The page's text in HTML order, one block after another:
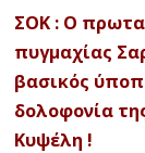
ΣΟΚ : Ο
πυγμαχίας
βασικός
δολοφονία
Κυψέλη !